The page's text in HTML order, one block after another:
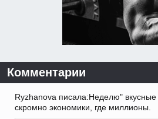
Комментарии
Ryzhanova писала:Неделю" вкусные
скромно экономики, где миллионы.